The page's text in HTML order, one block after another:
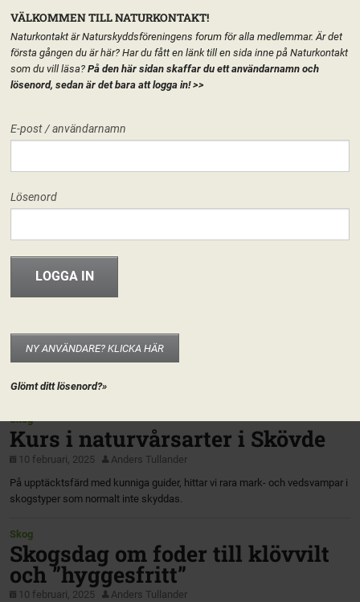
FORUM
INFO & MATERIAL
HEM FÖRENINGEN SKOG
Skog
Kurs i naturvårsarter i Skövde
10 februari, 2025
Anders Tullander
På upptäcktsfärd med kunniga guider, hittar vi rara mark- och vedsvampar i
skogstyper som normalt inte skyddas.
Skog
Skogsdag om foder till klövvilt
och ”hyggesfritt”
10 februari, 2025
Anders Tullander
VÄLKOMMEN TILL NATURKONTAKT!
Naturkontakt är Naturskyddsföreningens forum för alla medlemmar. Är det
första gången du är här? Har du fått en länk till en sida inne på Naturkontakt
som du vill läsa? På den här sidan skaffar du ett användarnamn och
lösenord, sedan är det bara att logga in!>>
E-post / användarnamn
Lösenord
NY ANVÄNDARE? KLICKA HÄR
Glömt ditt lösenord?»